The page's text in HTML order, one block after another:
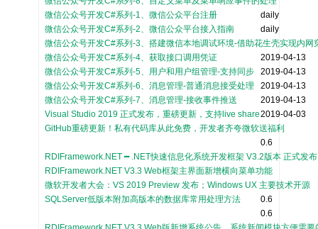
微信公众号开发C#系列-1、微信公众平台注册
daily
微信公众号开发C#系列-2、微信公众平台接入指南
daily
微信公众号开发C#系列-3、搭建微信本地调试环境-借助花生壳实现内网
微信公众号开发C#系列-4、获取接口调用凭证
2019-04-13
微信公众号开发C#系列-5、用户和用户组管理-支持同步
2019-04-13
微信公众号开发C#系列-6、消息管理-普通消息接受处理
2019-04-13
微信公众号开发C#系列-7、消息管理-接收事件推送
2019-04-13
Visual Studio 2019 正式发布，重磅更新，支持live share2019-04-03
GitHub重磅更新！私有代码库从此免费，开发者齐夸微软送福利
0.6
RDIFramework.NET ━ .NET快速信息化系统开发框架 V3.2版本 正式发布
RDIFramework.NET V3.3 Web框架主界面新增横向菜单功能
微软开发者大会：VS 2019 Preview 发布；Windows UX 主要技术开源
0.6
SQLServer低版本附加高版本的数据库常用处理方法
0.6